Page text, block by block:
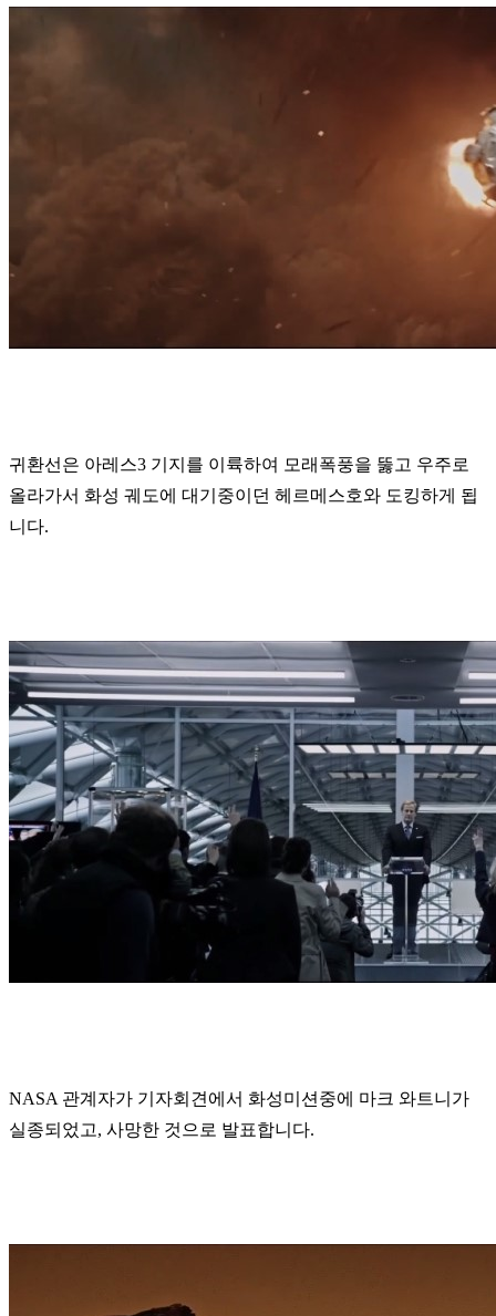
귀환선은 아레스3 기지를 이륙하여 모래폭풍을 뚫고 우주로
올라가서 화성 궤도에 대기중이던 헤르메스호와 도킹하게 됩
니다.
NASA 관계자가 기자회견에서 화성미션중에 마크 와트니가
실종되었고, 사망한 것으로 발표합니다.